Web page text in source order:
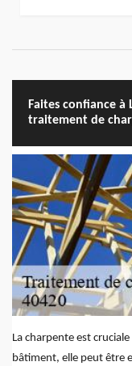
Faites confiance à
traitement de
La charpente est
bâtiment, elle peut être